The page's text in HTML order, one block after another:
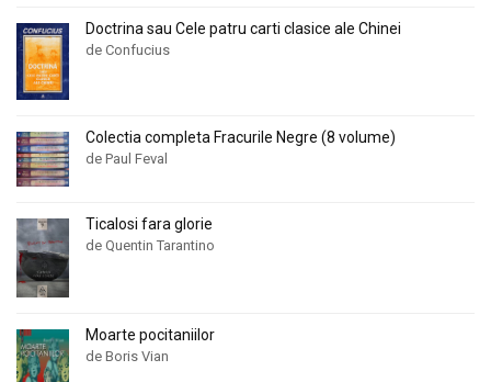
Doctrina sau Cele patru carti clasice ale Chinei
de Confucius
Colectia completa Fracurile Negre (8 volume)
de Paul Feval
Ticalosi fara glorie
de Quentin Tarantino
Moarte pocitaniilor
de Boris Vian